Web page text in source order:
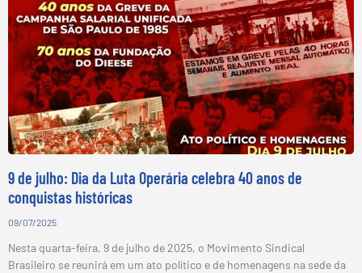
9 de julho: Dia da Luta Operária celebra 40 anos de
conquistas históricas
09/07/2025
Nesta quarta-feira, 9 de julho de 2025, o Movimento Sindical
Brasileiro se reunirá em um ato político e de homenagens na sede da